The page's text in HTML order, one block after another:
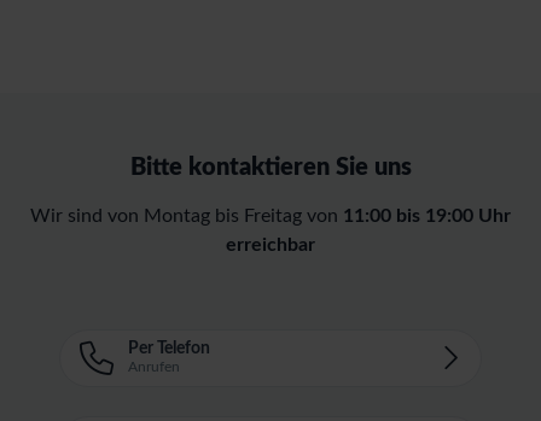
Bitte kontaktieren Sie uns
Wir sind von Montag bis Freitag von 11:00 bis 19:00 Uhr
erreichbar
Per Telefon
Anrufen